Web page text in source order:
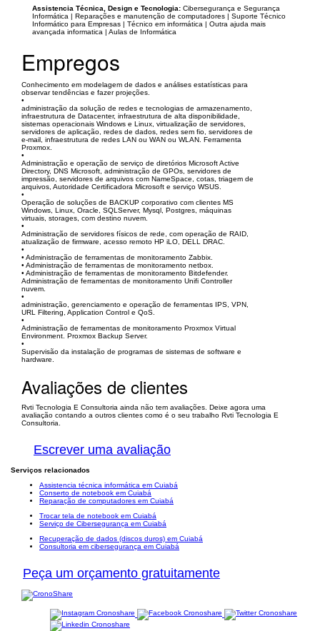
Assistencia Técnica, Design e Tecnologia: Cibersegurança e Segurança
Informática | Reparações e manutenção de computadores | Suporte Técnico
Informático para Empresas | Técnico em informática | Outra ajuda mais
avançada informatica | Aulas de Informática
Empregos
Conhecimento em modelagem de dados e análises estatísticas para
observar tendências e fazer projeções.
•
administração da solução de redes e tecnologias de armazenamento,
infraestrutura de Datacenter, infraestrutura de alta disponibilidade,
sistemas operacionais Windows e Linux, virtualização de servidores,
servidores de aplicação, redes de dados, redes sem fio, servidores de
e-mail, infraestrutura de redes LAN ou WAN ou WLAN. Ferramenta
Proxmox.
•
Administração e operação de serviço de diretórios Microsoft Active
Directory, DNS Microsoft, administração de GPOs, servidores de
impressão, servidores de arquivos com NameSpace, cotas, triagem de
arquivos, Autoridade Certificadora Microsoft e serviço WSUS.
•
Operação de soluções de BACKUP corporativo com clientes MS
Windows, Linux, Oracle, SQLServer, Mysql, Postgres, máquinas
virtuais, storages, com destino nuvem.
•
Administração de servidores físicos de rede, com operação de RAID,
atualização de firmware, acesso remoto HP iLO, DELL DRAC.
•
• Administração de ferramentas de monitoramento Zabbix.
• Administração de ferramentas de monitoramento netbox.
• Administração de ferramentas de monitoramento Bitdefender.
Administração de ferramentas de monitoramento Unifi Controller
nuvem.
•
administração, gerenciamento e operação de ferramentas IPS, VPN,
URL Filtering, Application Control e QoS.
•
Administração de ferramentas de monitoramento Proxmox Virtual
Environment. Proxmox Backup Server.
•
Supervisão da instalação de programas de sistemas de software e
hardware.
Avaliações de clientes
Rvti Tecnologia E Consultoria ainda não tem avaliações. Deixe agora uma
avaliação contando a outros clientes como é o seu trabalho Rvti Tecnologia E
Consultoria.
Escrever uma avaliação
Serviços relacionados
Assistencia técnica informática em Cuiabá
Conserto de notebook em Cuiabá
Reparação de computadores em Cuiabá
Trocar tela de notebook em Cuiabá
Serviço de Cibersegurança em Cuiabá
Recuperação de dados (discos duros) em Cuiabá
Consultoria em cibersegurança em Cuiabá
Peça um orçamento gratuitamente